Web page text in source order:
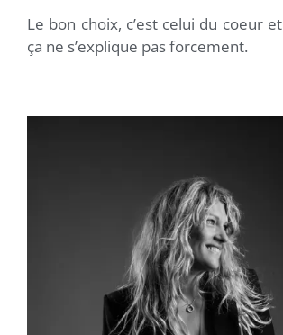
Le bon choix, c’est celui du coeur et
ça ne s’explique pas forcement.